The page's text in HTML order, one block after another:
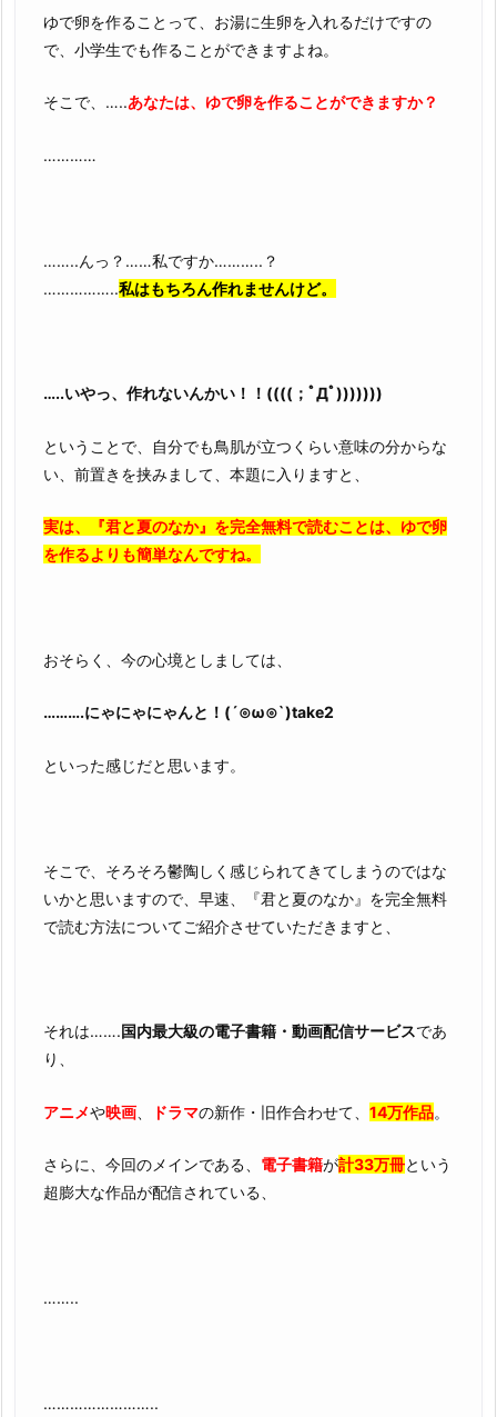
ゆで卵を作ることって、お湯に生卵を入れるだけですの
で、小学生でも作ることができますよね。
そこで、…..あなたは、ゆで卵を作ることができますか？
…………
……..んっ？……私ですか………..？
……………..私はもちろん作れませんけど。
…..いやっ、作れないんかい！！((((；ﾟДﾟ)))))))
ということで、自分でも鳥肌が立つくらい意味の分からな
い、前置きを挟みまして、本題に入りますと、
実は、『君と夏のなか』を完全無料で読むことは、ゆで卵
を作るよりも簡単なんですね。
おそらく、今の心境としましては、
……….にゃにゃにゃんと！(´⊙ω⊙`)take2
といった感じだと思います。
そこで、そろそろ鬱陶しく感じられてきてしまうのではな
いかと思いますので、早速、『君と夏のなか』を完全無料
で読む方法についてご紹介させていただきますと、
それは…….国内最大級の電子書籍・動画配信サービスであ
り、
アニメや映画 ドラマの新作・旧作合わせて、 14万作品。
さらに、今回のメインである、 電子書籍が計33万冊という
超膨大な作品が配信されている、
……..
……………………..